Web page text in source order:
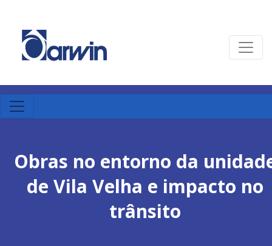
Obras no entorno da
de Vila Velha e impacto no
trânsito